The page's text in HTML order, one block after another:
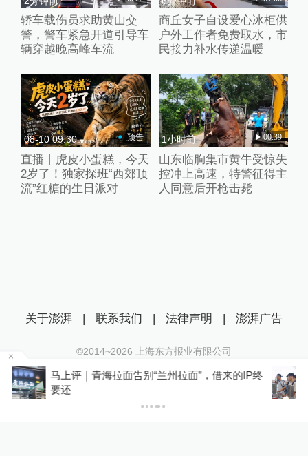
轿车载伤员求助黄山交
警，警车紧急开道引导车
辆穿越晚高峰车流
商丘女子自设爱心冰柜供
户外工作者免费取水，市
民接力补水传递温暖
08-10 09:30 预告
直播丨虎皮小蛋糕，今天
2岁了！独家探班“西郊顶
流”红糖的生日派对
1小时前 00:39
山东临朐集市黄牛受惊失
控冲上高速，特警征得主
人同意后开枪击毙
终
8月1日至30日火车票学生预约购票服务中新增新
关于澎湃 | 联系我们 | 法律声明 | 澎湃广告
©2014~2026 上海东方报业有限公司
沪ICP证：沪B2-20170116 | 沪ICP备14003370号
互联网新闻信息服务许可证：31120170006
沪公网安备 31010602000299号